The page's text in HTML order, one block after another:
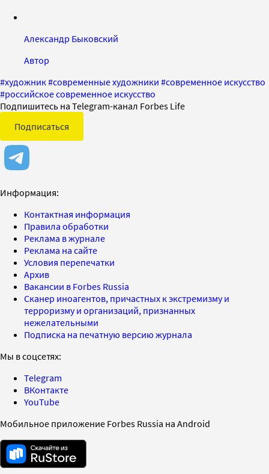
Александр Быковский
Автор
#художник#современные художники #современное искусство
#российское современное искусство
Подпишитесь на Telegram-канал Forbes Life
Подписаться
Информация:
Контактная информация
Правила обработки
Реклама в журнале
Реклама на сайте
Условия перепечатки
Архив
Вакансии в Forbes Russia
Сканер иноагентов, причастных к экстремизму и
терроризму и организаций, признанных
нежелательными
Подписка на печатную версию журнала
Мы в соцсетях:
Telegram
ВКонтакте
YouTube
Мобильное приложение Forbes Russia на Android